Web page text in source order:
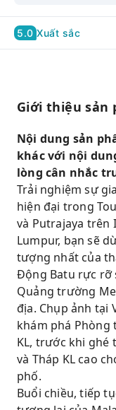
Tham quan
điện Quốc gia
Khám phá
Chiêm
Khám phá
bao gồm
giáo Hồng),
Putrajaya
Dạo bước
Malaysia yên
Dịch vụ đưa
dừng chụp
5.0 Xuất sắc
Giới thiệu sản
Nội dung sản
khác với nội
lòng cân nhắc
Trải nghiệm sự
hiện đại trong
và Putrajaya trên
Lumpur, bạn sẽ
tượng nhất của
Động Batu rực rỡ
Quảng trường
địa. Chụp ảnh tại
khám phá
KL, trước khi ghé
và Tháp KL cao
phố.
Buổi chiều, tiếp